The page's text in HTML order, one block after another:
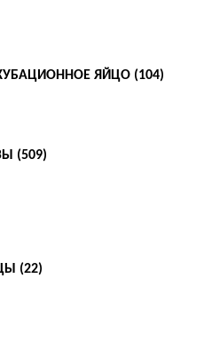
ЯЙЦО (104)
(509)
(22)